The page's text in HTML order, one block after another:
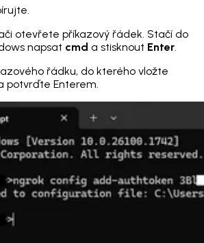
otevřete příkazový řádek. Stačí do
napsat cmd a stisknout Enter.
řádku, do kterého vložte
potvrďte Enterem.